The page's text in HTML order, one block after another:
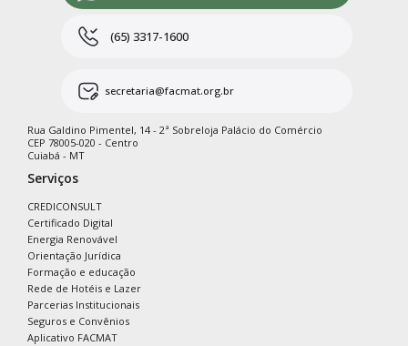
(65) 3317-1600
secretaria@facmat.org.br
Rua Galdino Pimentel, 14 - 2ª Sobreloja Palácio do Comércio
CEP 78005-020 - Centro
Cuiabá - MT
Serviços
CREDICONSULT
Certificado Digital
Energia Renovável
Orientação Jurídica
Formação e educação
Rede de Hotéis e Lazer
Parcerias Institucionais
Seguros e Convênios
Aplicativo FACMAT